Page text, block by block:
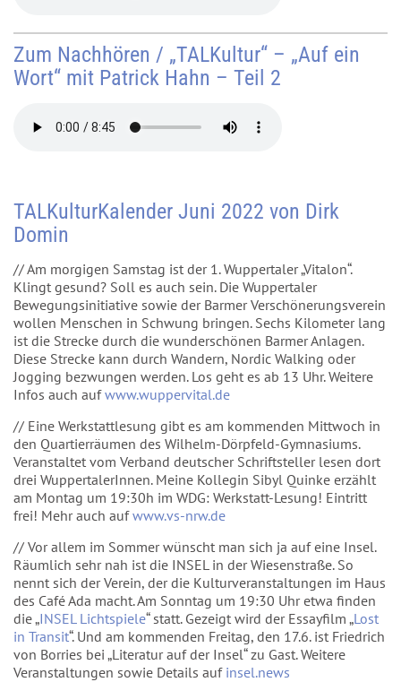
Zum Nachhören / „TALKultur“ – „Auf ein
Wort“ mit Patrick Hahn – Teil 2
TALKulturKalender Juni 2022 von Dirk
Domin
// Am morgigen Samstag ist der 1. Wuppertaler „Vitalon“.
Klingt gesund? Soll es auch sein. Die Wuppertaler
Bewegungsinitiative sowie der Barmer Verschönerungsverein
wollen Menschen in Schwung bringen. Sechs Kilometer lang
ist die Strecke durch die wunderschönen Barmer Anlagen.
Diese Strecke kann durch Wandern, Nordic Walking oder
Jogging bezwungen werden. Los geht es ab 13 Uhr. Weitere
Infos auch aufwww.wuppervital.de
// Eine Werkstattlesung gibt es am kommenden Mittwoch in
den Quartierräumen des Wilhelm-Dörpfeld-Gymnasiums.
Veranstaltet vom Verband deutscher Schriftsteller lesen dort
drei WuppertalerInnen. Meine Kollegin Sibyl Quinke erzählt
am Montag um 19:30h im WDG: Werkstatt-Lesung! Eintritt
frei! Mehr auch aufwww.vs-nrw.de
// Vor allem im Sommer wünscht man sich ja auf eine Insel.
Räumlich sehr nah ist die INSEL in der Wiesenstraße. So
nennt sich der Verein, der die Kulturveranstaltungen im Haus
des Café Ada macht. Am Sonntag um 19:30 Uhr etwa finden
die „INSEL Lichtspiele“ statt. Gezeigt wird der Essayfilm „Lost
in Transit“. Und am kommenden Freitag, den 17.6. ist Friedrich
von Borries bei „Literatur auf der Insel“ zu Gast. Weitere
Veranstaltungen sowie Details auf insel.news